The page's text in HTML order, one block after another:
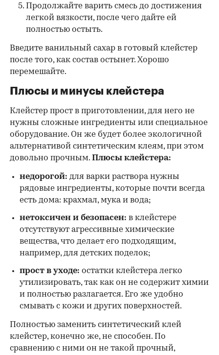
Продолжайте варить смесь до достижения
легкой вязкости, после чего дайте ей
полностью остыть.
Введите ванильный сахар в готовый клейстер
после того, как состав остынет. Хорошо
перемешайте.
Плюсы и минусы клейстера
Клейстер прост в приготовлении, для него не
нужны сложные ингредиенты или специальное
оборудование. Он же будет более экологичной
альтернативой синтетическим клеям, при этом
довольно прочным. Плюсы клейстера:
недорогой: для варки раствора нужны
рядовые ингредиенты, которые почти всегда
есть дома: крахмал, мука и вода;
нетоксичен и безопасен: в клейстере
отсутствуют агрессивные химические
вещества, что делает его подходящим,
например, для детских поделок;
прост в уходе: остатки клейстера легко
утилизировать, так как он не содержит химии
и полностью разлагается. Его же удобно
смывать с кожи и других поверхностей.
Полностью заменить синтетический клей
клейстер, конечно же, не способен. По
сравнению с ними он не такой прочный,